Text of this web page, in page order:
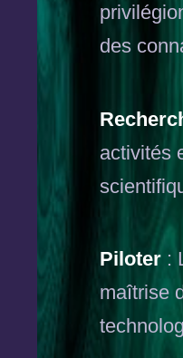
des
activités
Piloter :
maîtrise